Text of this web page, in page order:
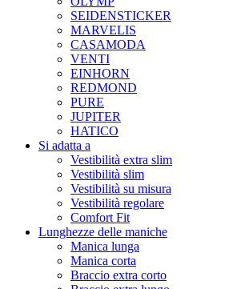
SEIDENSTICKER
MARVELIS
CASAMODA
VENTI
EINHORN
REDMOND
PURE
JUPITER
HATICO
Si adatta a
Vestibilità extra slim
Vestibilità slim
Vestibilità su misura
Vestibilità regolare
Comfort Fit
Lunghezze delle maniche
Manica lunga
Manica corta
Braccio extra corto